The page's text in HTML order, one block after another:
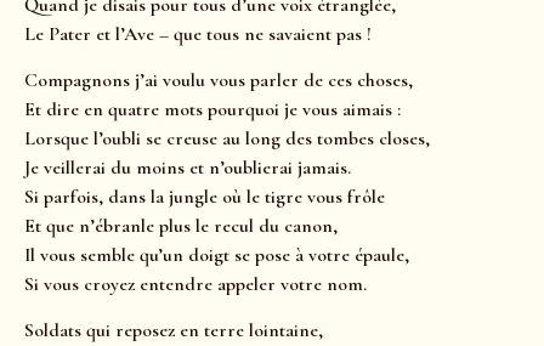
Le Pater et l’Ave – que tous ne savaient pas !
Compagnons j’ai voulu vous parler de ces choses,
Et dire en quatre mots pourquoi je vous aimais :
Lorsque l’oubli se creuse au long des tombes closes,
Je veillerai du moins et n’oublierai jamais.
Si parfois, dans la jungle où le tigre vous frôle
Et que n’ébranle plus le recul du canon,
Il vous semble qu’un doigt se pose à votre épaule,
Si vous croyez entendre appeler votre nom.
Soldats qui reposez en terre lointaine,